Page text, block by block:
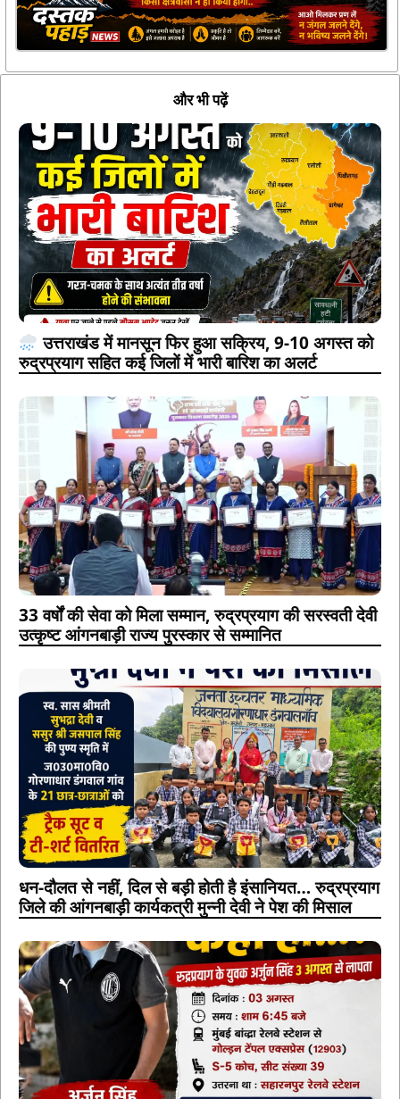
और भी पढ़ें
उत्तराखंड में मानसून फिर हुआ सक्रिय, 9-10 अगस्त को
रुद्रप्रयाग सहित कई जिलों में भारी बारिश का अलर्ट
33 वर्षों की सेवा को मिला सम्मान, रुद्रप्रयाग की सरस्वती देवी
उत्कृष्ट आंगनबाड़ी राज्य पुरस्कार से सम्मानित
धन-दौलत से नहीं, दिल से बड़ी होती है इंसानियत… रुद्रप्रयाग
जिले की आंगनबाड़ी कार्यकत्री मुन्नी देवी ने पेश की मिसाल